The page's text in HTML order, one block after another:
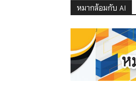
หมากล้อมกับ AI